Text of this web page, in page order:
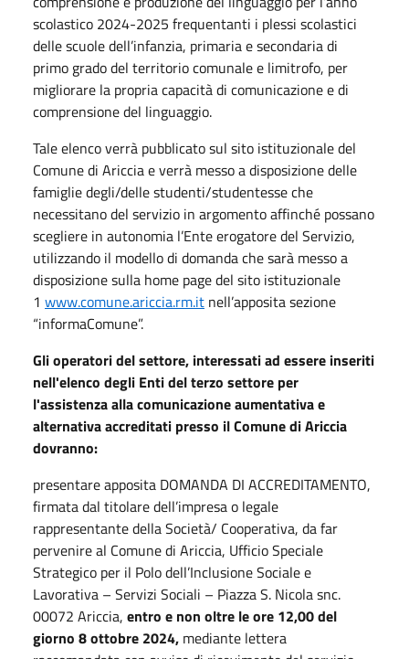
scolastico 2024-2025 frequentanti i plessi scolastici
delle scuole dell’infanzia, primaria e secondaria di
primo grado del territorio comunale e limitrofo, per
migliorare la propria capacità di comunicazione e di
comprensione del linguaggio.
Tale elenco verrà pubblicato sul sito istituzionale del
Comune di Ariccia e verrà messo a disposizione delle
famiglie degli/delle studenti/studentesse che
necessitano del servizio in argomento affinché possano
scegliere in autonomia l’Ente erogatore del Servizio,
utilizzando il modello di domanda che sarà messo a
disposizione sulla home page del sito istituzionale
1 www.comune.ariccia.rm.it nell’apposita sezione
“informaComune”.
Gli operatori del settore, interessati ad essere inseriti
nell'elenco degli Enti del terzo settore per
l'assistenza alla comunicazione aumentativa e
alternativa accreditati presso il Comune di Ariccia
dovranno:
presentare apposita DOMANDA DI ACCREDITAMENTO,
firmata dal titolare dell’impresa o legale
rappresentante della Società/ Cooperativa, da far
pervenire al Comune di Ariccia, Ufficio Speciale
Strategico per il Polo dell’Inclusione Sociale e
Lavorativa – Servizi Sociali – Piazza S. Nicola snc.
00072 Ariccia, entro e non oltre le ore 12,00 del
giorno 8 ottobre 2024, mediante lettera